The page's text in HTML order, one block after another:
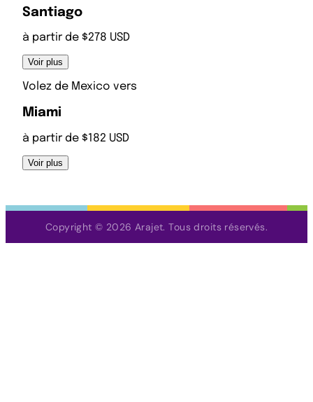
Santiago
à partir de $278 USD
Voir plus
Volez de Mexico vers
Miami
à partir de $182 USD
Voir plus
Copyright © 2026 Arajet. Tous droits réservés.